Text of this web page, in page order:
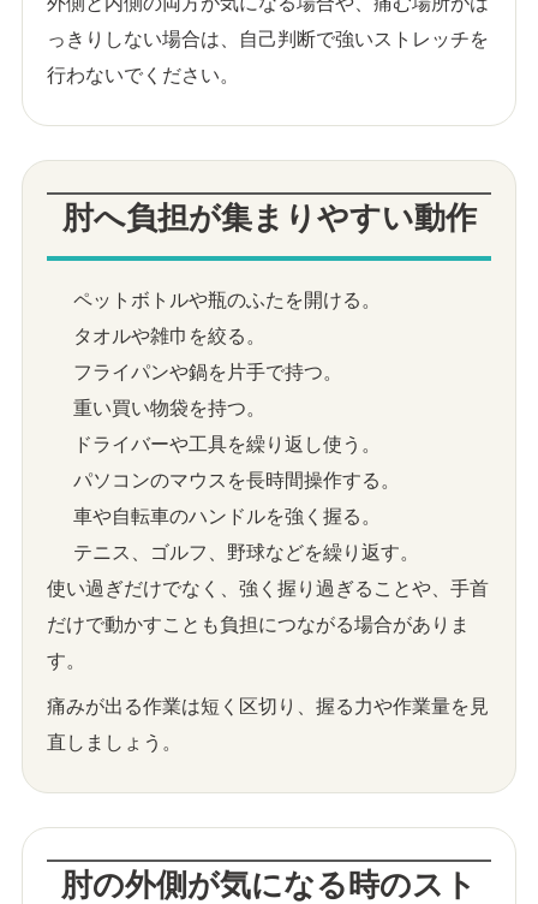
っきりしない場合は、自己判断で強いストレッチを
行わないでください。
肘へ負担が集まりやすい動作
ペットボトルや瓶のふたを開ける。
タオルや雑巾を絞る。
フライパンや鍋を片手で持つ。
重い買い物袋を持つ。
ドライバーや工具を繰り返し使う。
パソコンのマウスを長時間操作する。
車や自転車のハンドルを強く握る。
テニス、ゴルフ、野球などを繰り返す。
使い過ぎだけでなく、強く握り過ぎることや、手首
だけで動かすことも負担につながる場合がありま
す。
痛みが出る作業は短く区切り、握る力や作業量を見
直しましょう。
肘の外側が気になる時のスト